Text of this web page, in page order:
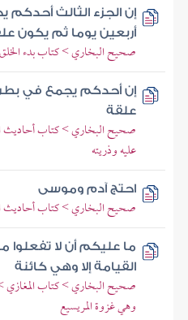
إن الجزء الثالث
أربعين يوما ثم يكون
صحيح البخاري > كتاب بدء الخلق
إن أحدكم يجمع في
علقة
صحيح البخاري > كتاب أحاديث
عليه وذريته
احتج آدم وموسى
صحيح البخاري > كتاب أحاديث
ما عليكم أن لا تفعلوا
القيامة إلا وهي كائنة
صحيح البخاري > كتاب المغازي
وهي غزوة المريسيع